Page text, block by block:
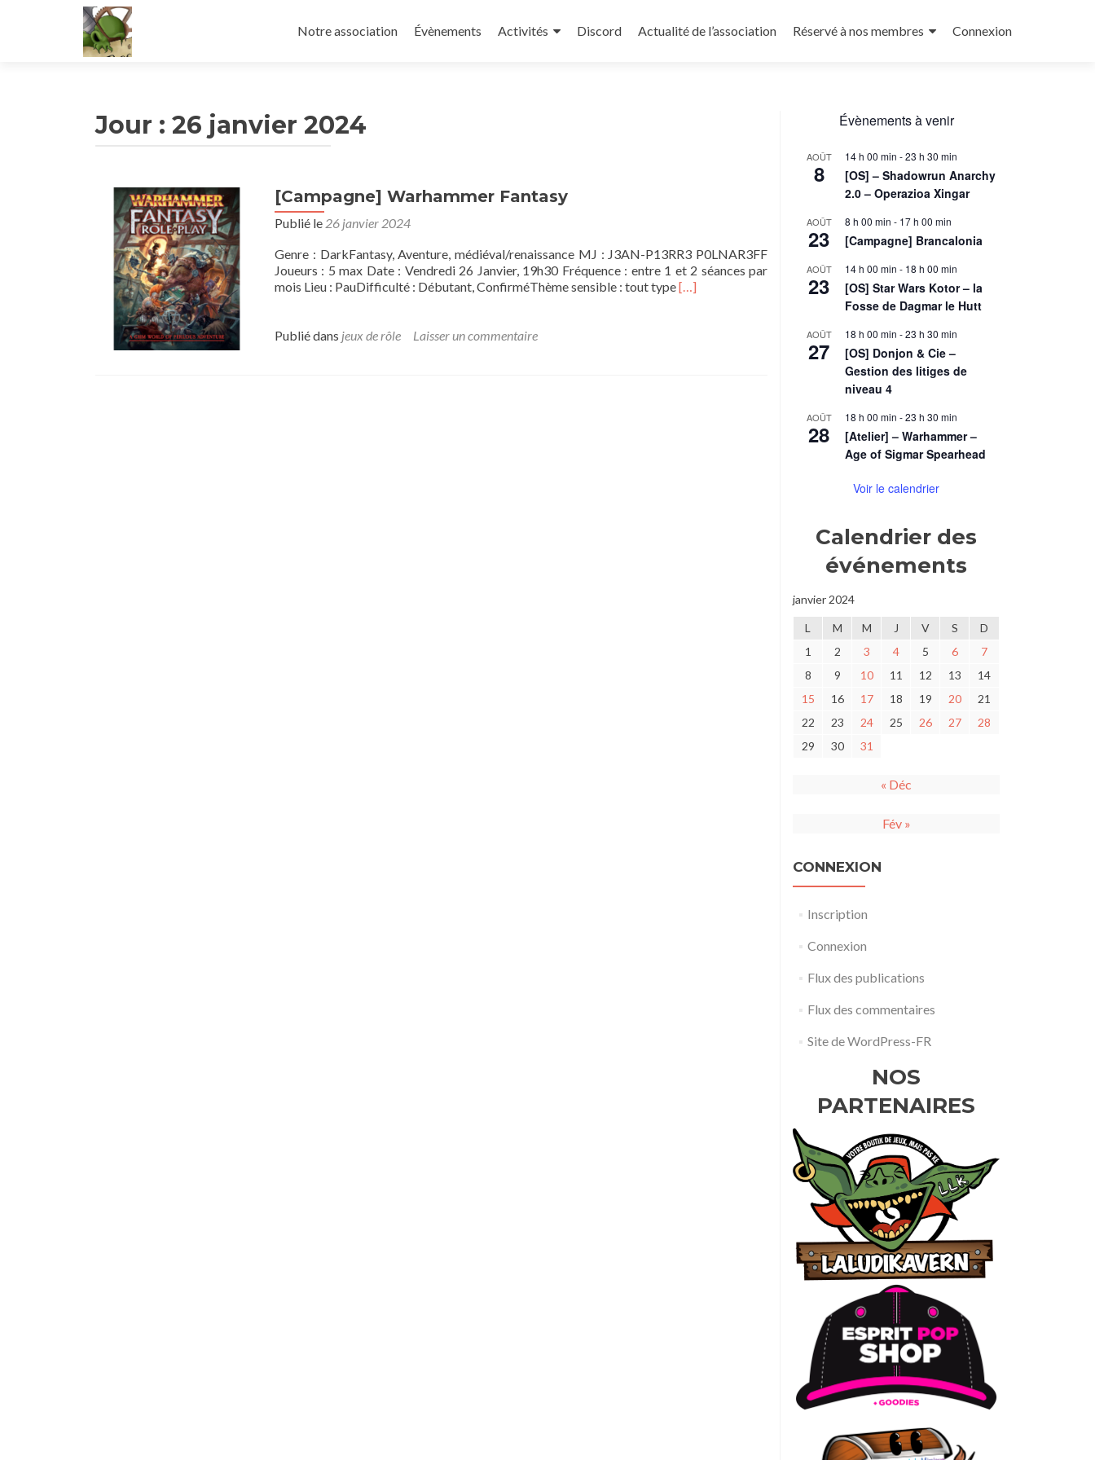
au
Notre association Évènements Activités Discord Actualité de l’association Réservé à nos membres Connexion
Jour : 26 janvier 2024
[Campagne] Warhammer Fantasy
Publié le 26 janvier 2024
Genre : DarkFantasy, Aventure, médiéval/renaissance MJ : J3AN-P13RR3 P0LNAR3FF
Joueurs : 5 max Date : Vendredi 26 Janvier, 19h30 Fréquence : entre 1 et 2 séances par
mois Lieu : PauDifficulté : Débutant, ConfirméThème sensible : tout typeEn
[…]
Publié dans jeux de rôle Laisser un commentaire
Évènements à venir
AOÛT
8
14 h 00 min -23 h 30 min
[OS] – Shadowrun Anarchy
2.0 – Operazioa Xingar
AOÛT
23
8 h 00 min - 17 h 00 min
[Campagne] Brancalonia
AOÛT
23
14 h 00 min - 18 h 00 min
[OS] Star Wars Kotor – la
Fosse de Dagmar le Hutt
AOÛT
27
18 h 00 min -23 h 30 min
[OS] Donjon & Cie –
Gestion des litiges de
niveau 4
AOÛT
28
18 h 00 min -23 h 30 min
[Atelier] – Warhammer –
Age of Sigmar Spearhead
Voir le calendrier
Calendrier des
événements
janvier 2024
L M M J V S
D
1
2 3 4 5 6
7
8
9 10 11 12 13
14
15
16 17 18 19 20
21
22
23 24 25 26 27
28
29
30 31
« Déc
Fév »
CONNEXION
Inscription
Connexion
Flux des publications
Flux des commentaires
Site de WordPress-FR
NOS
PARTENAIRES